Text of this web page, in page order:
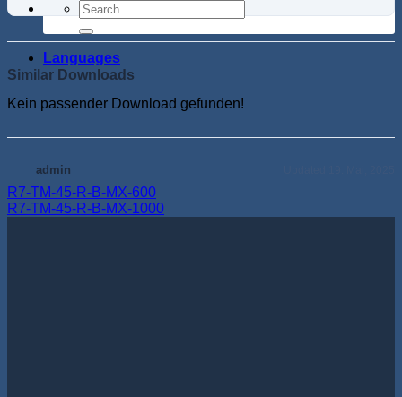
Languages
Similar Downloads
Kein passender Download gefunden!
admin
R7-TM-45-R-B-MX-600
R7-TM-45-R-B-MX-1000